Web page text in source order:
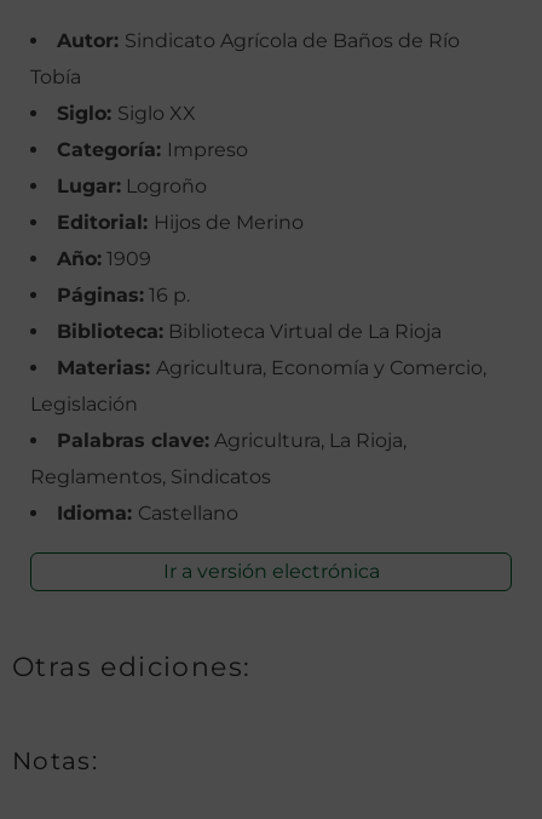
Autor: Sindicato Agrícola de Baños de Río
Tobía
Siglo: Siglo XX
Categoría: Impreso
Lugar: Logroño
Editorial: Hijos de Merino
Año: 1909
Páginas: 16 p.
Biblioteca: Biblioteca Virtual de La Rioja
Materias: Agricultura, Economía y Comercio,
Legislación
Palabras clave: Agricultura, La Rioja,
Reglamentos, Sindicatos
Idioma: Castellano
Ir a versión electrónica
Otras ediciones:
Notas: